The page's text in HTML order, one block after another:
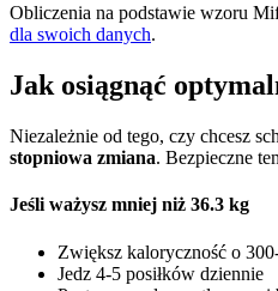
Obliczenia na podstawie wzoru
dla swoich danych.
Jak osiągnąć
Niezależnie od tego, czy chcesz
stopniowa zmiana. Bezpieczne
Jeśli ważysz mniej niż 36.3 kg
Zwiększ kaloryczność o
Jedz 4-5 posiłków dziennie